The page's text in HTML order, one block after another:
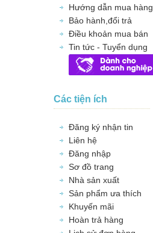
Hướng dẫn mua hàng
Bảo hành,đổi trả
Điều khoản mua bán
Tin tức - Tuyển dụng
Các tiện ích
Đăng ký nhận tin
Liên hệ
Đăng nhập
Sơ đồ trang
Nhà sản xuất
Sản phẩm ưa thích
Khuyến mãi
Hoàn trả hàng